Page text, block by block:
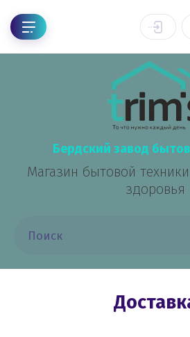
Бердский завод
Магазин бытовой
здоровья